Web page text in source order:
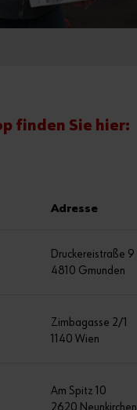
finden Sie hier:
Druckereistraße 9
4810 Gmunden
Zimbagasse 2/1
1140 Wien
Am Spitz 10
2620 Neunkirchen
Adresse